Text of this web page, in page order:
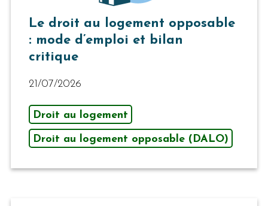
Le droit au logement opposable
: mode d’emploi et bilan
critique
21/07/2026
Droit au logement
Droit au logement opposable (DALO)